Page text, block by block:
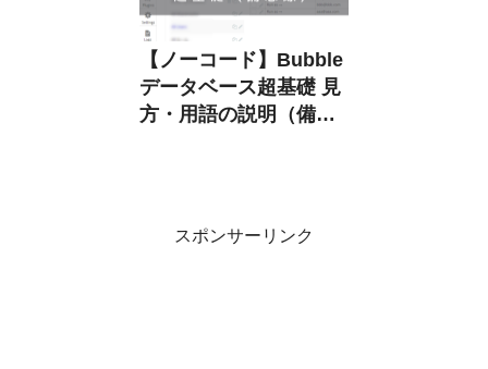
【ノーコード】Bubble
データベース超基礎 見
方・用語の説明（備忘
スポンサーリンク